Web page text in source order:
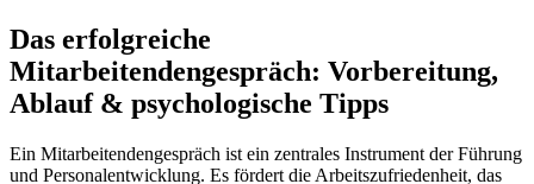
Das erfolgreiche
Mitarbeitendengespräch: Vorbereitung,
Ablauf & psychologische Tipps
Ein Mitarbeitendengespräch ist ein zentrales Instrument der Führung
und Personalentwicklung. Es fördert die Arbeitszufriedenheit, das